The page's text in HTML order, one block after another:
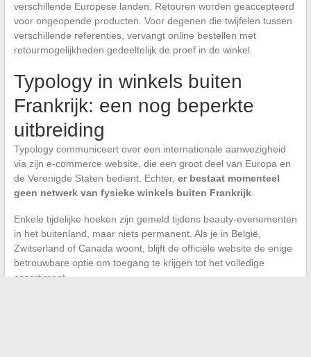
verschillende Europese landen. Retouren worden geaccepteerd
voor ongeopende producten. Voor degenen die twijfelen tussen
verschillende referenties, vervangt online bestellen met
retourmogelijkheden gedeeltelijk de proef in de winkel.
Typology in winkels buiten
Frankrijk: een nog beperkte
uitbreiding
Typology communiceert over een internationale aanwezigheid
via zijn e-commerce website, die een groot deel van Europa en
de Verenigde Staten bedient. Echter, er bestaat momenteel
geen netwerk van fysieke winkels buiten Frankrijk.
Enkele tijdelijke hoeken zijn gemeld tijdens beauty-evenementen
in het buitenland, maar niets permanent. Als je in België,
Zwitserland of Canada woont, blijft de officiële website de enige
betrouwbare optie om toegang te krijgen tot het volledige
assortiment.